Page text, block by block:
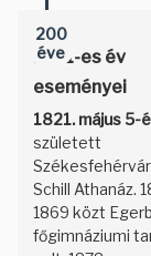
200
éve
1821-es év
eseményei
1821. május 5-
született
Schill Athanáz.
1869 közt
főgimnáziumi